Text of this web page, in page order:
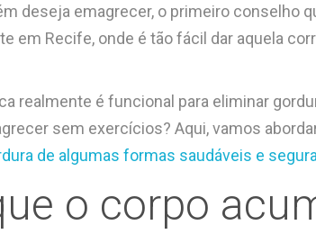
deseja emagrecer, o primeiro conselho
em Recife, onde é tão fácil dar aquela
realmente é funcional para eliminar
sem exercícios? Aqui, vamos
de algumas formas saudáveis e
o corpo